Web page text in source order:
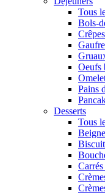
Tous
Bols-
Crêpes
Oeufs
Pains
Desserts
Tous
Carrés